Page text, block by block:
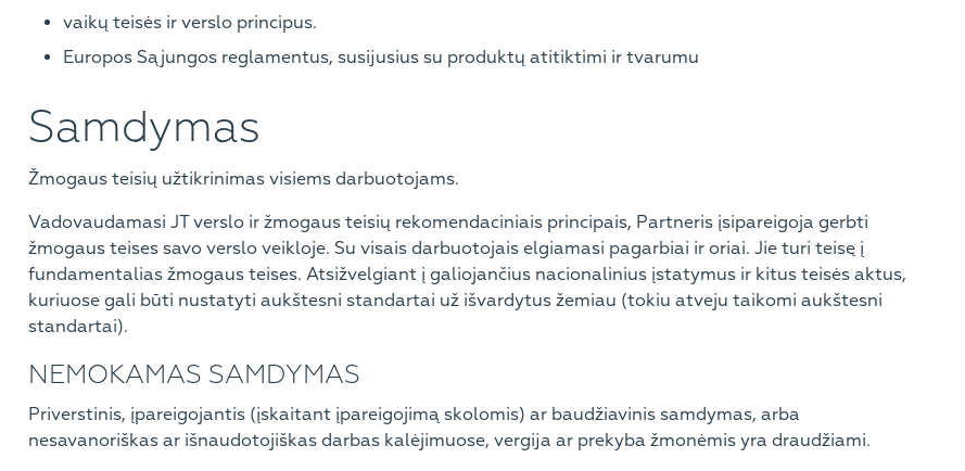
vaikų teisės ir verslo principus.
Europos Sąjungos reglamentus, susijusius su produktų atitiktimi ir tvarumu
Samdymas
Žmogaus teisių užtikrinimas visiems darbuotojams.
Vadovaudamasi JT verslo ir žmogaus teisių rekomendaciniais principais, Partneris įsipareigoja gerbti
žmogaus teises savo verslo veikloje. Su visais darbuotojais elgiamasi pagarbiai ir oriai. Jie turi teisę į
fundamentalias žmogaus teises. Atsižvelgiant į galiojančius nacionalinius įstatymus ir kitus teisės aktus,
kuriuose gali būti nustatyti aukštesni standartai už išvardytus žemiau (tokiu atveju taikomi aukštesni
standartai).
NEMOKAMAS SAMDYMAS
Priverstinis, įpareigojantis (įskaitant įpareigojimą skolomis) ar baudžiavinis samdymas, arba
nesavanoriškas ar išnaudotojiškas darbas kalėjimuose, vergija ar prekyba žmonėmis yra draudžiami.